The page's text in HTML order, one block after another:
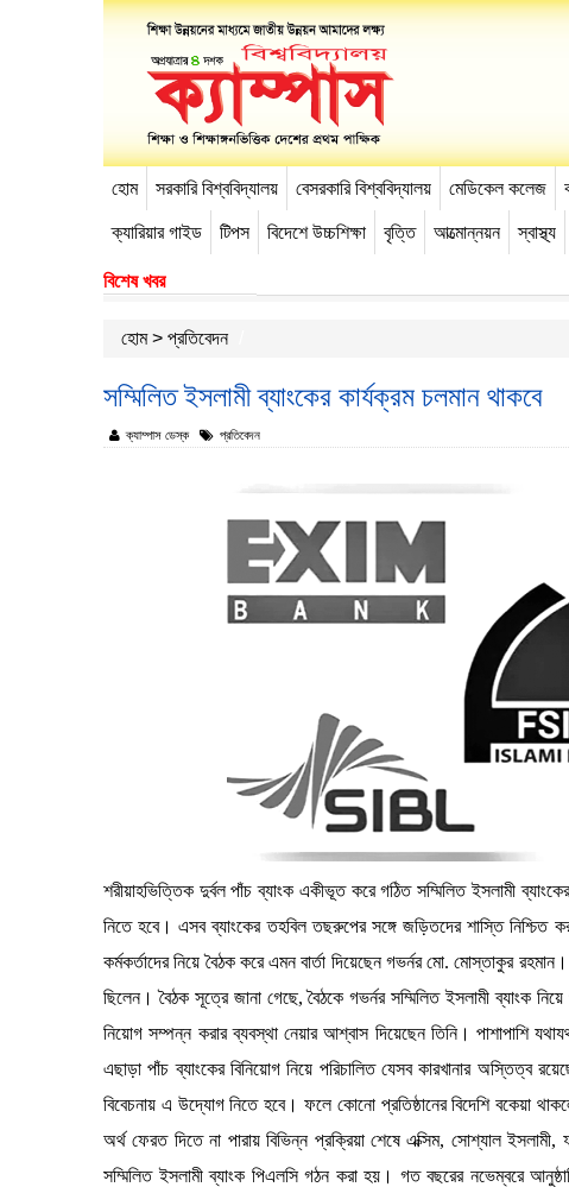
হোম সরকারি বিশ্ববিদ্যালয় বেসরকারি বিশ্ববিদ্যালয় মেডিকেল কলেজ
ক্যারিয়ার গাইড টিপস বিদেশে উচ্চশিক্ষা বৃত্তি আত্মোন্নয়ন স্বাস্থ্য
-->
বিশেষ খবর
হোম> প্রতিবেদন
সম্মিলিত ইসলামী ব্যাংকের কার্যক্রম চলমান থাকবে
ক্যাম্পাস ডেস্ক প্রতিবেদন
শরীয়াহভিত্তিক দুর্বল পাঁচ ব্যাংক একীভূত করে গঠিত সম্মিলিত ইসলামী
নিতে হবে। এসব ব্যাংকের তহবিল তছরুপের সঙ্গে জড়িতদের শাস্তি নিশ্চিত
কর্মকর্তাদের নিয়ে বৈঠক করে এমন বার্তা দিয়েছেন গভর্নর মো. মোস্তাকুর
ছিলেন। বৈঠক সূত্রে জানা গেছে, বৈঠকে গভর্নর সম্মিলিত ইসলামী ব্যাংক
নিয়োগ সম্পন্ন করার ব্যবস্থা নেয়ার আশ্বাস দিয়েছেন তিনি। পাশাপাশি
এছাড়া পাঁচ ব্যাংকের বিনিয়োগ নিয়ে পরিচালিত যেসব কারখানার অস্তিত্ব
বিবেচনায় এ উদ্যোগ নিতে হবে। ফলে কোনো প্রতিষ্ঠানের বিদেশি বকেয়া
অর্থ ফেরত দিতে না পারায় বিভিন্ন প্রক্রিয়া শেষে এক্সিম, সোশ্যাল
সম্মিলিত ইসলামী ব্যাংক পিএলসি গঠন করা হয়। গত বছরের নভেম্বরে